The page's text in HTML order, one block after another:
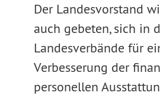
Der Landesvorstand
auch gebeten, sich in
Landesverbände für
Verbesserung der
personellen